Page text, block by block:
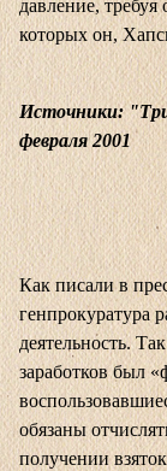
давление,
которых он,
Источники:
февраля 2001
Как писали в
генпрокуратура
деятельность.
заработков был
обязаны
получении